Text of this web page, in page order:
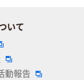
いて
動報告